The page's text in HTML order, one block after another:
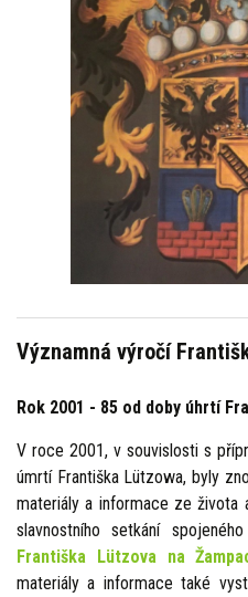
Významná výročí
Rok 2001 - 85 od doby úhrtí
V roce 2001, v souvislosti s
úmrtí Františka Lützowa, byly
materiály a informace ze života
slavnostního setkání
Františka Lützova na
materiály a informace také